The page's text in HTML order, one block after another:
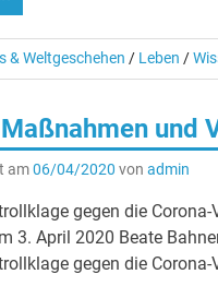
& Weltgeschehen / Leben /
und
am06/04/2020 von admin
gegen die
3. April 2020 Beate
gegen die